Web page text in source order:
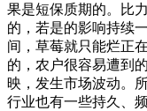
果是短保质期的。比
的，若是的影响持续
间，草莓就只能烂正
的，农户很容易遭到
映，发生市场波动。
行业也有一些持久、